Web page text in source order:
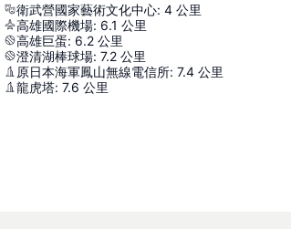
衛武營國家藝術文化中心: 4 公里
高雄國際機場: 6.1 公里
高雄巨蛋: 6.2 公里
澄清湖棒球場: 7.2 公里
原日本海軍鳳山無線電信所: 7.4 公里
龍虎塔: 7.6 公里